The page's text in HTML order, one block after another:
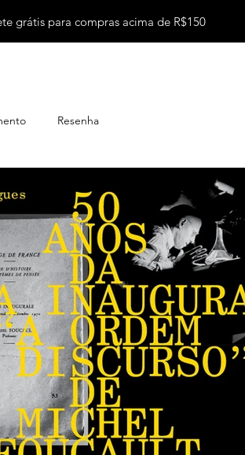
grátis para compras acima de R$150
Resenha